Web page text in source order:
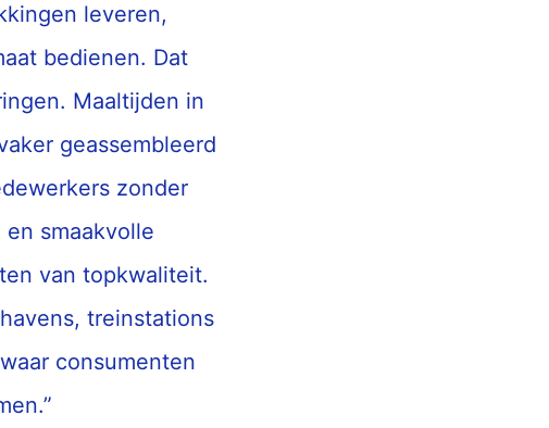
leveren,
bedienen. Dat
Maaltijden in
geassembleerd
zonder
smaakvolle
van topkwaliteit.
treinstations
consumenten